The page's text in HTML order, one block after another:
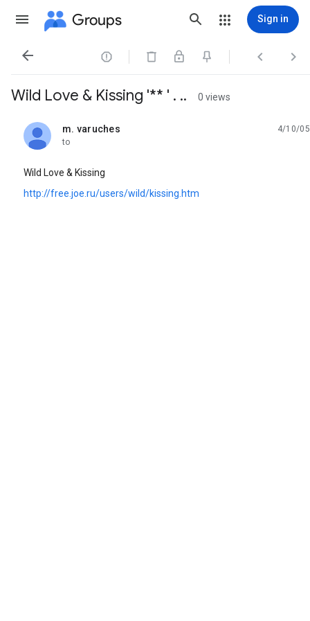
Groups Sign in
   
Wild Love & Kissing '** ' . .. 0 views
m. varuches
unread,
4/10/05
to
Wild Love & Kissing
http://free.joe.ru/users/wild/kissing.htm